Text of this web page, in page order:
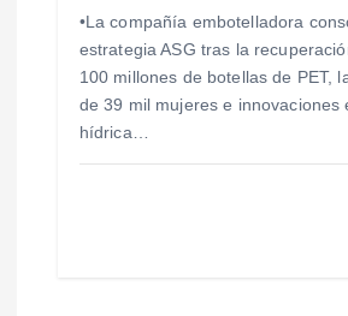
•La compañía embotelladora
estrategia ASG tras la
100 millones de botellas de PET,
de 39 mil mujeres e innovaciones
hídrica…